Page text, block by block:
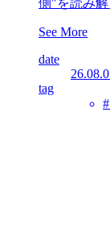
側"を読み
See More
date
tag